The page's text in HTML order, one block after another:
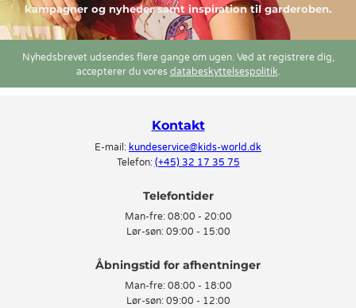
kampagner og nyheder samt inspiration til garderoben.
Nyhedsbrevet udsendes flere gange om ugen. Ved at registrere dig,
accepterer du vores databeskyttelsespolitik.
Kontakt
E-mail: kundeservice@kids-world.dk
Telefon: (+45) 32 17 35 75
Telefontider
Man-fre: 08:00 - 20:00
Lør-søn: 09:00 - 15:00
Man-fre: 08:00 - 18:00
Lør-søn: 09:00 - 12:00